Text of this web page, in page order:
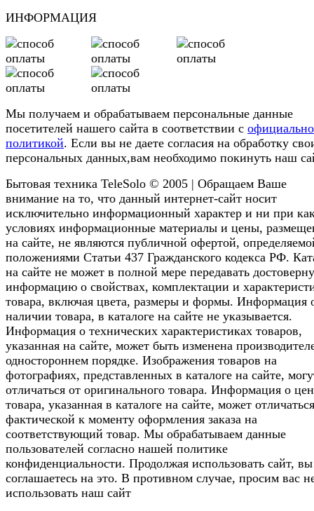
ИНФОРМАЦИЯ
Мы получаем и обрабатываем персональные данные
посетителей нашего сайта в соответствии с
политикой. Если вы не даете согласия на обработку
персональных данных,вам необходимо покинуть наш
Бытовая техника TeleSolo © 2005 | Обращаем Ваше
внимание на то, что данный интернет-сайт носит
исключительно информационный характер и ни при
условиях информационные материалы и цены,
на сайте, не являются публичной офертой,
положениями Статьи 437 Гражданского кодекса РФ.
на сайте не может в полной мере передавать
информацию о свойствах, комплектации и
товара, включая цвета, размеры и формы. Информация
наличии товара, в каталоге на сайте не указывается.
Информация о технических характеристиках товаров,
указанная на сайте, может быть изменена
одностороннем порядке. Изображения товаров на
фотографиях, представленных в каталоге на сайте,
отличаться от оригинального товара. Информация о
товара, указанная в каталоге на сайте, может
фактической к моменту оформления заказа на
соответствующий товар. Мы обрабатываем данные
пользователей согласно нашей политике
конфиденциальности. Продолжая использовать сайт, вы
соглашаетесь на это. В противном случае, просим вас
использовать наш сайт